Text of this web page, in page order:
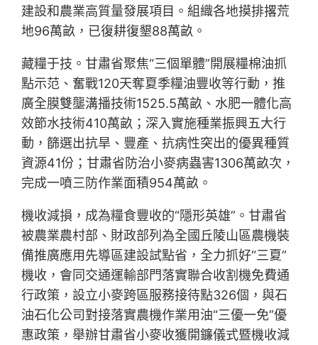
建設和農業高質量發展項目。組織各地摸排撂荒
地96萬畝，已復耕復墾88萬畝。
藏糧于技。甘肅省聚焦“三個單體”開展糧棉油抓
點示范、奮戰120天奪夏季糧油豐收等行動，推
廣全膜雙壟溝播技術1525.5萬畝、水肥一體化高
效節水技術410萬畝；深入實施種業振興五大行
動，篩選出抗旱、豐產、抗病性突出的優異種質
資源41份；甘肅省防治小麥病蟲害1306萬畝次，
完成一噴三防作業面積954萬畝。
機收減損，成為糧食豐收的“隱形英雄”。甘肅省
被農業農村部、財政部列為全國丘陵山區農機裝
備推廣應用先導區建設試點省，全力抓好“三夏”
機收，會同交通運輸部門落實聯合收割機免費通
行政策，設立小麥跨區服務接待點326個，與石
油石化公司對接落實農機作業用油“三優一免”優
惠政策，舉辦甘肅省小麥收獲開鐮儀式暨機收減